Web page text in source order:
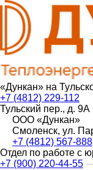
«Дункан» на
+7 (4812) 229-112
Тульский пер., д. 9А
ООО «Дункан»
Смоленск, ул.
+7 (4812) 567-888
Отдел по работе с
+7 (900) 220-44-55 —